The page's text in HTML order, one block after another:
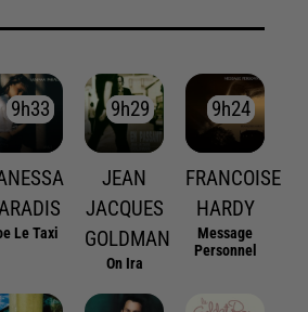
9h33
9h33
Le Taxi
9h29
9h29
JEAN
JACQUES
GOLDMAN
On Ira
9h24
9h24
FRANCOISE
HARDY
Message
Personnel